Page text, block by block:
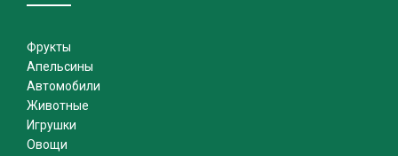
Фрукты
Апельсины
Автомобили
Животные
Игрушки
Овощи